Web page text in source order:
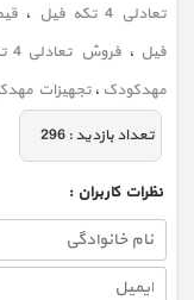
تعادلی 4 تکه فیل
،
فیل ، فروش تعادلی 4 تکه فیل
مهدکودک ،تجهیزات
تعداد بازديد :296
نظرات كاربران :